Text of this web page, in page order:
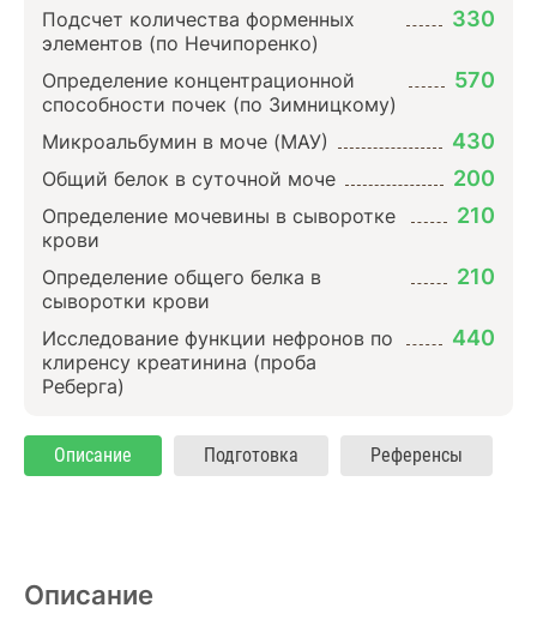
Подсчет количества форменных
элементов (по Нечипоренко)
330
Определение концентрационной
способности почек (по Зимницкому)
570
Микроальбумин в моче (МАУ) 430
Общий белок в суточной моче 200
Определение мочевины в сыворотке
крови
210
Определение общего белка в
сыворотки крови
210
Исследование функции нефронов по
клиренсу креатинина (проба
Реберга)
440
Описание Подготовка Референсы
Описание